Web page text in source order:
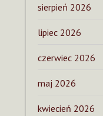
sierpień 2026
lipiec 2026
czerwiec 2026
maj 2026
kwiecień 2026